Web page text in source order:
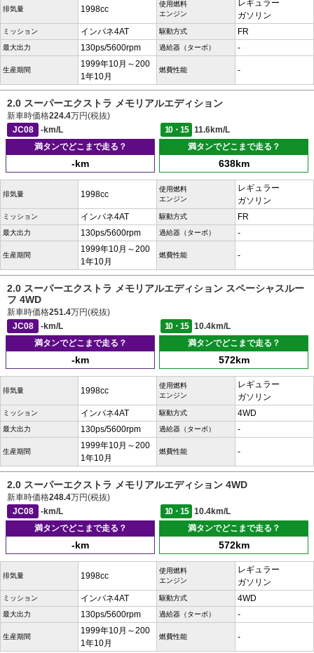
排気量 1998cc
使用燃料
エンジン
レギュラー
ガソリン
ミッション インパネ4AT 駆動方式 FR
最大出力 130ps/5600rpm 過給器（ターボ） -
生産期間
1999年10月～200
1年10月
燃費性能 -
2.0 スーパーエクストラ メモリアルエディション
新車時価格224.4万円(税抜)
JC08
-km/L 10・15
11.6km/L
満タンでどこまで走る？
-km
満タンでどこまで走る？
638km
排気量 1998cc
使用燃料
エンジン
レギュラー
ガソリン
ミッション インパネ4AT 駆動方式 FR
最大出力 130ps/5600rpm 過給器（ターボ） -
生産期間
1999年10月～200
1年10月
燃費性能 -
2.0 スーパーエクストラ メモリアルエディション スペーシャスルー
フ 4WD
新車時価格251.4万円(税抜)
JC08
-km/L 10・15
10.4km/L
満タンでどこまで走る？
-km
満タンでどこまで走る？
572km
排気量 1998cc
使用燃料
エンジン
レギュラー
ガソリン
ミッション インパネ4AT 駆動方式 4WD
最大出力 130ps/5600rpm 過給器（ターボ） -
生産期間
1999年10月～200
1年10月
燃費性能 -
2.0 スーパーエクストラ メモリアルエディション 4WD
新車時価格248.4万円(税抜)
JC08
-km/L 10・15
10.4km/L
満タンでどこまで走る？
-km
満タンでどこまで走る？
572km
排気量 1998cc
使用燃料
エンジン
レギュラー
ガソリン
ミッション インパネ4AT 駆動方式 4WD
最大出力 130ps/5600rpm 過給器（ターボ） -
生産期間
1999年10月～200
1年10月
燃費性能 -